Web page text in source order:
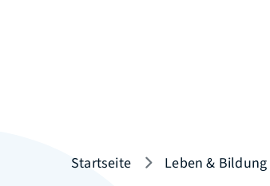
Startseite Leben & Bildung